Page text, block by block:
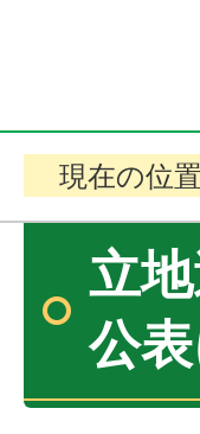
現在の位置
立
公